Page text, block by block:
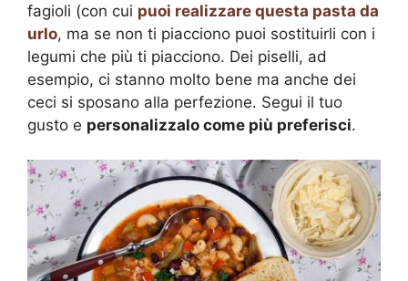
fagioli (con cui puoi realizzare questa pasta da
urlo, ma se non ti piacciono puoi sostituirli con i
legumi che più ti piacciono. Dei piselli, ad
esempio, ci stanno molto bene ma anche dei
ceci si sposano alla perfezione. Segui il tuo
gusto e personalizzalo come più preferisci.